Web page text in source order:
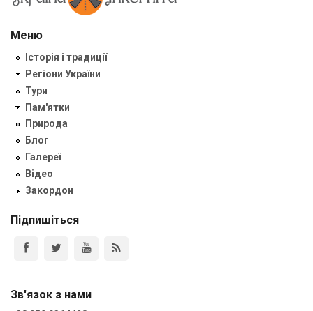
Меню
Історія і традиції
Регіони України
Тури
Пам'ятки
Природа
Блог
Галереї
Відео
Закордон
Підпишіться
Зв'язок з нами